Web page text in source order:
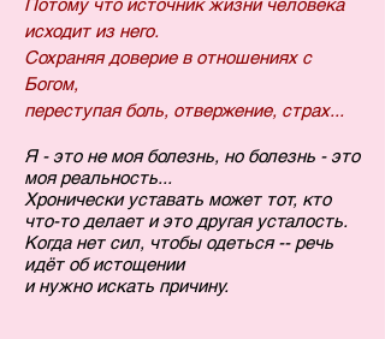
Потому что источник жизни человека
исходит из него.
Сохраняя доверие в отношениях с
Богом,
переступая боль, отвержение, страх...
Я - это не моя болезнь, но болезнь - это
моя реальность...
Хронически уставать может тот, кто
что-то делает и это другая усталость.
Когда нет сил, чтобы одеться -- речь
идёт об истощении
инужно искать причину.